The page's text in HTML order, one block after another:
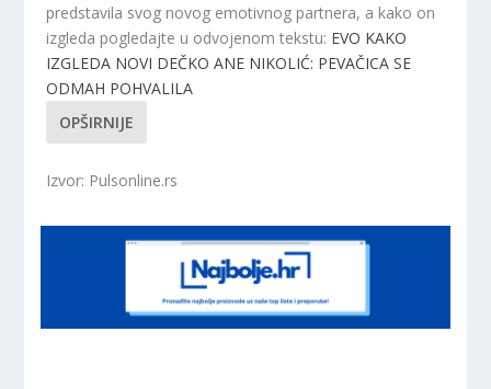
predstavila svog novog emotivnog partnera, a kako on
izgleda pogledajte u odvojenom tekstu: EVO KAKO
IZGLEDA NOVI DEČKO ANE NIKOLIĆ: PEVAČICA SE
ODMAH POHVALILA
OPŠIRNIJE
Izvor: Pulsonline.rs